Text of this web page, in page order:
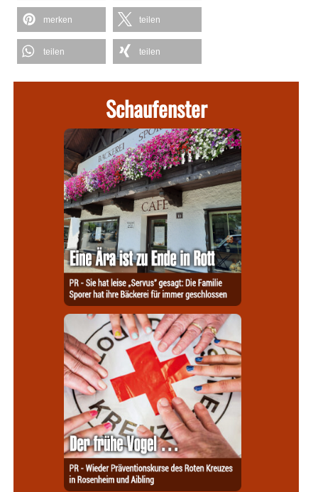
merken teilen
teilen teilen
Schaufenster